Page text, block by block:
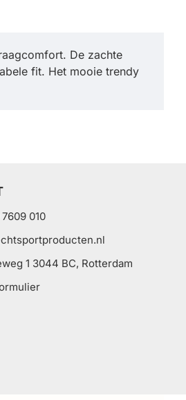
De zachte
fit. Het mooie trendy
7609 010
1 3044 BC, Rotterdam